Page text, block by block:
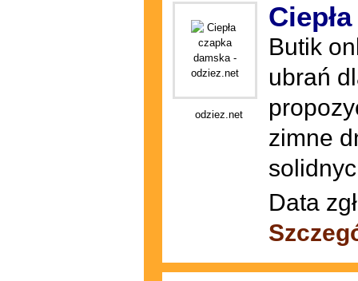
odziez.net
Butik
ubrań
zimne
Data